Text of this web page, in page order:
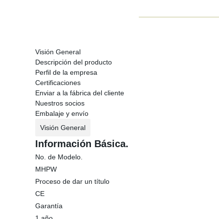
Visión General
Descripción del producto
Perfil de la empresa
Certificaciones
Enviar a la fábrica del cliente
Nuestros socios
Embalaje y envío
Visión General
Información Básica.
No. de Modelo.
MHPW
Proceso de dar un título
CE
Garantía